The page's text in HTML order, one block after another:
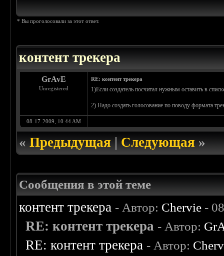
* Вы проголосовали за этот ответ.
контент трекера
GrAvE
Unregistered
RE: контент трекера
1)Если создатель посчитал нужным оставить в
2) Надо создать голосование по поводу формата
08-17-2009, 10:44 AM
«Предыдущая|Следующая»
Сообщения в этой теме
контент трекера - Автор: Chervie -
RE: контент трекера - Автор:
RE: контент трекера - Автор: